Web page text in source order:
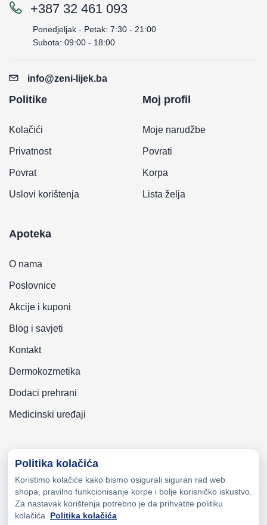
+387 32 461 093
Ponedjeljak - Petak: 7:30 - 21:00
Subota: 09:00 - 18:00
info@zeni-lijek.ba
Politike
Kolačići
Privatnost
Povrat
Uslovi korištenja
Moj profil
Moje narudžbe
Povrati
Korpa
Lista želja
Apoteka
O nama
Poslovnice
Akcije i kuponi
Blog i savjeti
Kontakt
Dermokozmetika
Dodaci prehrani
Medicinski uređaji
Copyright © 2026 Zeni-Lijek Apoteka. Sva prava zadržana
Politika kolačića
Koristimo kolačiće kako bismo osigurali siguran rad web
shopa, pravilno funkcionisanje korpe i bolje korisničko iskustvo.
Za nastavak korištenja potrebno je da prihvatite politiku
kolačića. Politika kolačića